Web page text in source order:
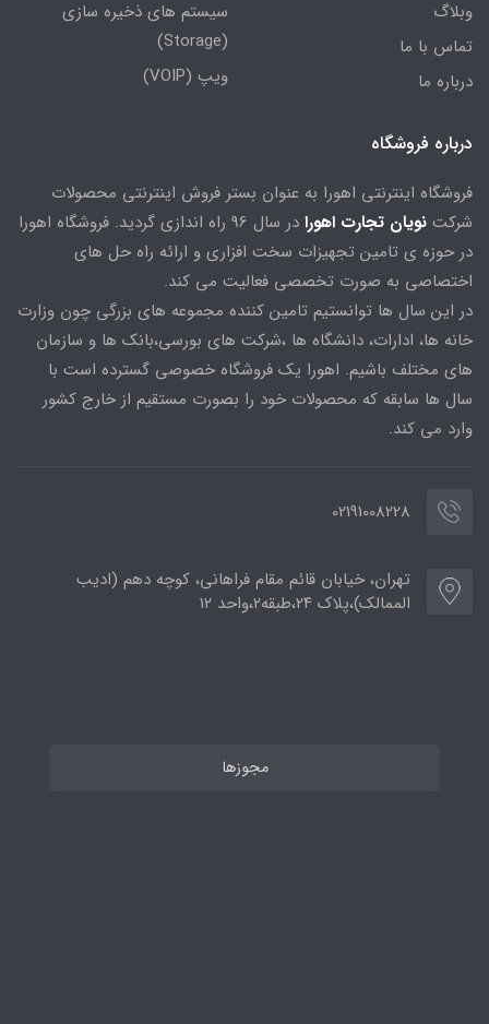
وبلاگ
تماس با ما
درباره ما
سیستم های ذخیره سازی
(Storage)
ویپ (VOIP)
درباره فروشگاه
فروشگاه اینترنتی اهورا به عنوان بستر فروش اینترنتی محصولات
شرکت نویان تجارت اهورا
در سال 96 راه اندازی گردید. فروشگاه اهورا
در حوزه ی تامین تجهیزات سخت افزاری و ارائه راه حل های
اختصاصی به صورت تخصصی فعالیت می کند.
در این سال ها توانستیم تامین کننده مجموعه های بزرگی چون وزارت
خانه ها، ادارات، دانشگاه ها ،شرکت های بورسی،بانک ها و سازمان
های مختلف باشیم. اهورا یک فروشگاه خصوصی گسترده است با
سال ها سابقه که محصولات خود را بصورت مستقیم از خارج کشور
وارد می کند.
02191008228
تهران، خیابان قائم مقام فراهانی، کوچه دهم (ادیب
الممالک)،پلاک ۲۴،طبقه۲،واحد ۱۲
مجوزها